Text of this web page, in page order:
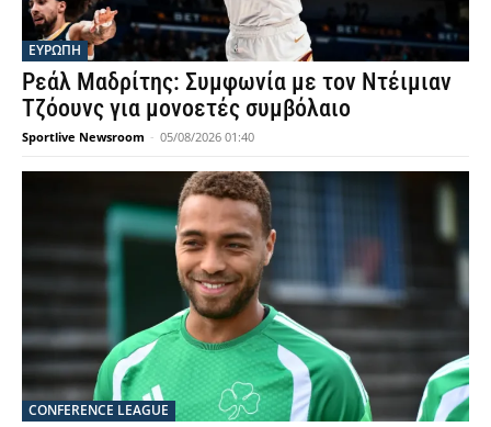
ΕΥΡΩΠΗ
Ρεάλ Μαδρίτης: Συμφωνία με τον Ντέιμιαν
Τζόουνς για μονοετές συμβόλαιο
Sportlive Newsroom - 05/08/2026 01:40
CONFERENCE LEAGUE